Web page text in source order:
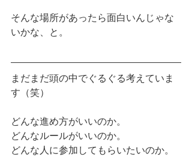
そんな場所があったら面白いんじゃな
いかな、と。
まだまだ頭の中でぐるぐる考えていま
す（笑）
どんな進め方がいいのか。
どんなルールがいいのか。
どんな人に参加してもらいたいのか。